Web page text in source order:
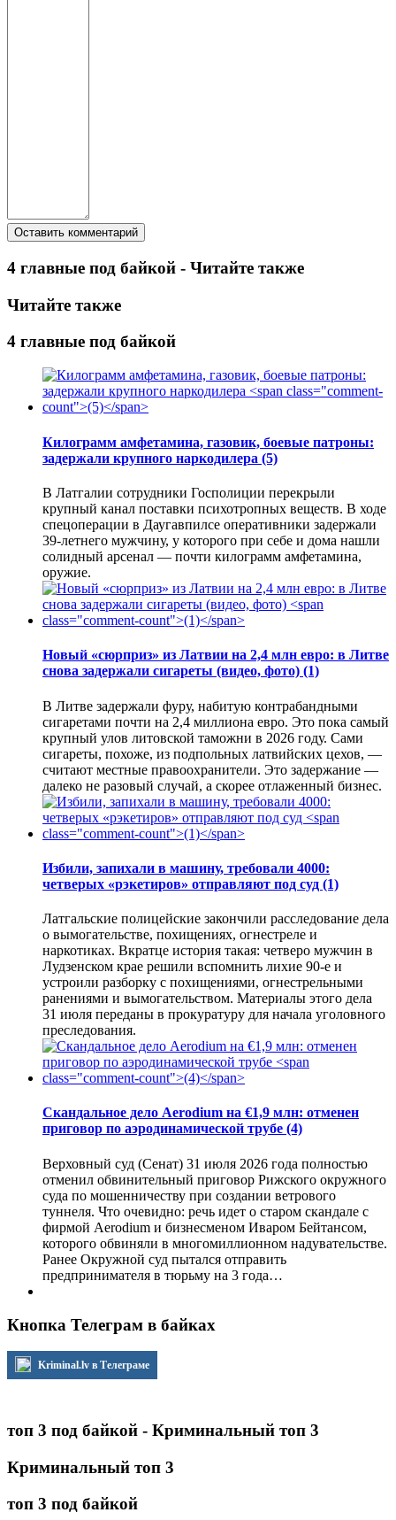
4 главные под байкой - Читайте также
Читайте также
4 главные под байкой
Килограмм амфетамина, газовик, боевые патроны:
задержали крупного наркодилера (5)
В Латгалии сотрудники Госполиции перекрыли
крупный канал поставки психотропных веществ. В ходе
спецоперации в Даугавпилсе оперативники задержали
39-летнего мужчину, у которого при себе и дома нашли
солидный арсенал — почти килограмм амфетамина,
оружие.
Новый «сюрприз» из Латвии на 2,4 млн евро: в Литве
снова задержали сигареты (видео, фото) (1)
В Литве задержали фуру, набитую контрабандными
сигаретами почти на 2,4 миллиона евро. Это пока самый
крупный улов литовской таможни в 2026 году. Сами
сигареты, похоже, из подпольных латвийских цехов, —
считают местные правоохранители. Это задержание —
далеко не разовый случай, а скорее отлаженный бизнес.
Избили, запихали в машину, требовали 4000:
четверых «рэкетиров» отправляют под суд (1)
Латгальские полицейские закончили расследование дела
о вымогательстве, похищениях, огнестреле и
наркотиках. Вкратце история такая: четверо мужчин в
Лудзенском крае решили вспомнить лихие 90-е и
устроили разборку с похищениями, огнестрельными
ранениями и вымогательством. Материалы этого дела
31 июля переданы в прокуратуру для начала уголовного
преследования.
Скандальное дело Aerodium на €1,9 млн: отменен
приговор по аэродинамической трубе (4)
Верховный суд (Сенат) 31 июля 2026 года полностью
отменил обвинительный приговор Рижского окружного
суда по мошенничеству при создании ветрового
туннеля. Что очевидно: речь идет о старом скандале с
фирмой Aerodium и бизнесменом Иваром Бейтансом,
которого обвиняли в многомиллионном надувательстве.
Ранее Окружной суд пытался отправить
предпринимателя в тюрьму на 3 года…
Кнопка Телеграм в байках
Kriminal.lv в Телеграме
топ 3 под байкой - Криминальный топ 3
Криминальный топ 3
топ 3 под байкой